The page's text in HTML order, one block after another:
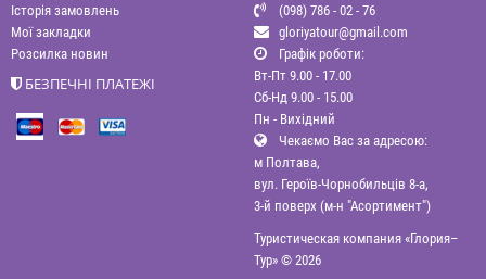
Історія замовлень
Мої закладки
Розсилка новин
БЕЗПЕЧНІ ПЛАТЕЖІ
(098) 786 - 02 - 76
gloriyatour@gmail.com
Графік роботи:
Вт-Пт 9.00 - 17.00
Сб-Нд 9.00 - 15.00
Пн - Вихідний
Чекаємо Вас за адресою:
м Полтава,
вул. Героїв-Чорнобильців 8-а,
3-й поверх (м-н "Асортимент")
Туристическая компания «Глория–
Тур» © 2026